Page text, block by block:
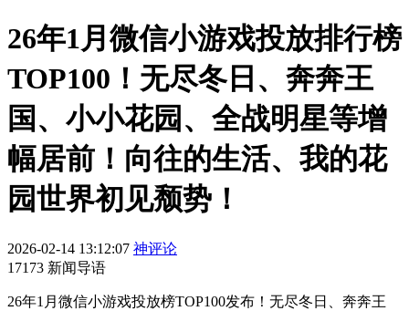
26年1月微信小游戏投放排行榜
TOP100！无尽冬日、奔奔王
国、小小花园、全战明星等增
幅居前！向往的生活、我的花
园世界初见颓势！
2026-02-14 13:12:07 神评论
17173 新闻导语
26年1月微信小游戏投放榜TOP100发布！无尽冬日、奔奔王